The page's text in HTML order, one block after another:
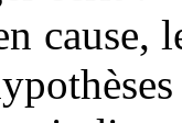
cause,